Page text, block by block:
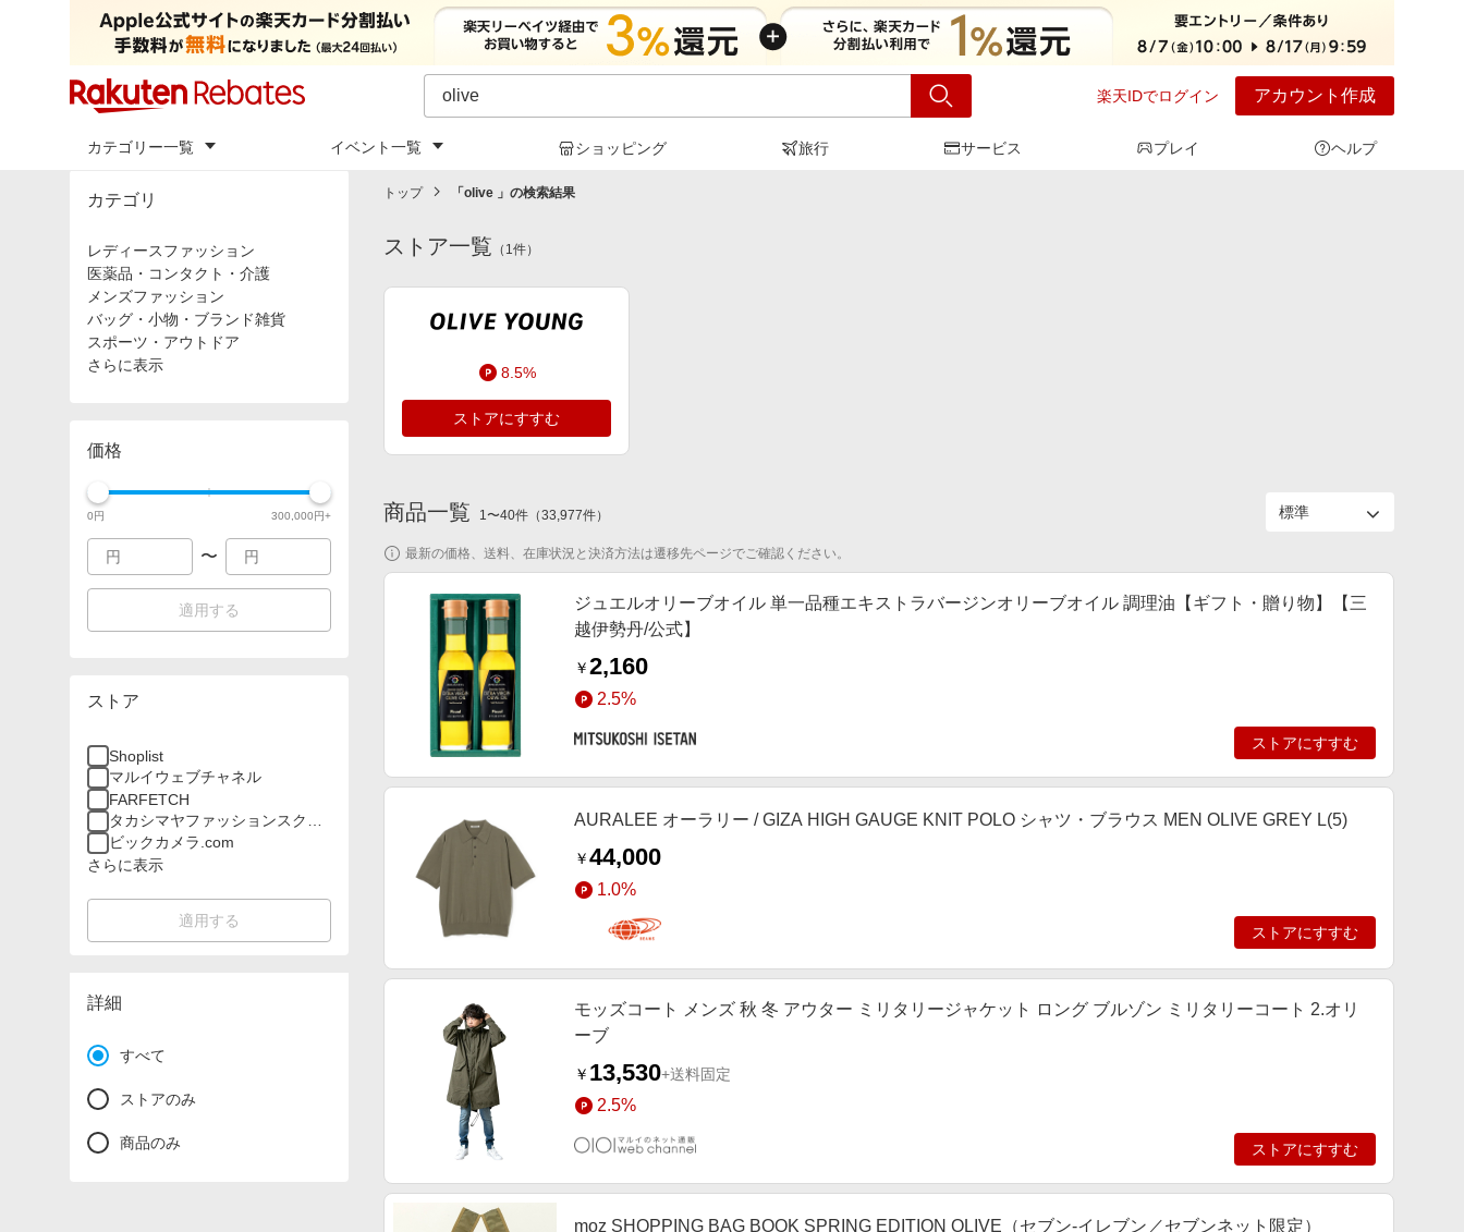
楽天IDでログイン アカウント作成
カテゴリー一覧 イベント一覧 ショッピング 旅行 サービス プレイ ヘルプ
カテゴリ
レディースファッション
医薬品・コンタクト・介護
メンズファッション
バッグ・小物・ブランド雑貨
スポーツ・アウトドア
さらに表示
価格
0円 300,000円+
〜
適用する
ストア
Shoplist
マルイウェブチャネル
FARFETCH
タカシマヤファッションスクエ
ア
ビックカメラ.com
さらに表示
適用する
詳細
すべて
ストアのみ
商品のみ
トップ 「 olive 」の検索結果
ストア一覧 （ 1件）
8.5%
ストアにすすむ
商品一覧 1〜40件 （33,977件）
最新の価格、送料、在庫状況と決済方法は遷移先ページでご確認ください。
ジュエルオリーブオイル 単一品種エキストラバージンオリーブオイル 調理油【ギフト・贈り物】【三
越伊勢丹/公式】
￥2,160
2.5%
ストアにすすむ
AURALEE オーラリー / GIZA HIGH GAUGE KNIT POLO シャツ・ブラウス MEN OLIVE GREY L(5)
￥44,000
1.0%
ストアにすすむ
モッズコート メンズ 秋 冬 アウター ミリタリージャケット ロング ブルゾン ミリタリーコート 2.オリ
ーブ
￥ 13,530+送料固定
2.5%
ストアにすすむ
moz SHOPPING BAG BOOK SPRING EDITION OLIVE（セブン‐イレブン／セブンネット限定）